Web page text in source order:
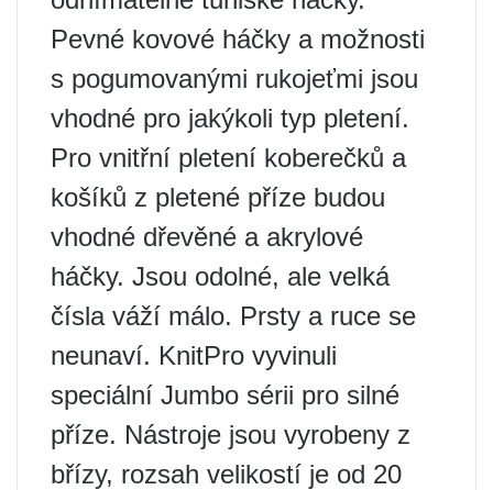
Pevné kovové háčky a možnosti
s pogumovanými rukojeťmi jsou
vhodné pro jakýkoli typ pletení.
Pro vnitřní pletení koberečků a
košíků z pletené příze budou
vhodné dřevěné a akrylové
háčky. Jsou odolné, ale velká
čísla váží málo. Prsty a ruce se
neunaví. KnitPro vyvinuli
speciální Jumbo sérii pro silné
příze. Nástroje jsou vyrobeny z
břízy, rozsah velikostí je od 20